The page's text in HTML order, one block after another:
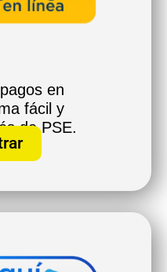
en
fácil y
de PSE.